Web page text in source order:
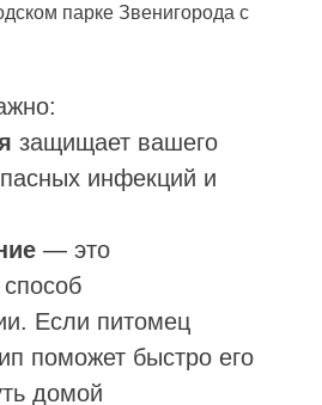
парке Звенигорода с
защищает вашего
инфекций и
— это
Если питомец
поможет быстро его
домой